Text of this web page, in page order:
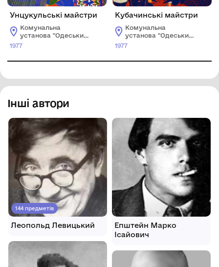
Унцукульські майстри
Комунальна
установа "Одеський
національний
1977
Кубачинські майстри
Комунальна
установа "Одеський
національний
1977
Інші автори
144 предметів
Леопольд Левицький
Епштейн Марко
Ісайович